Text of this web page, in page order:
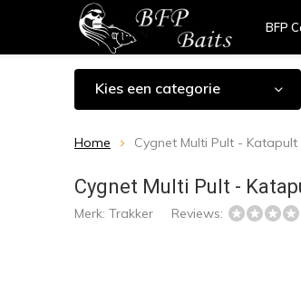
BFP
Kies een categorie
Home Cygnet Multi Pult - Katapult
Cygnet Multi Pult -
Merk: Trakker Reviews: